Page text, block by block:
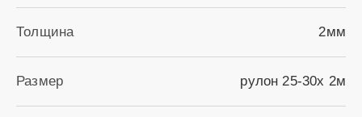
Толщина 2мм
Размер рулон 25-30х 2м